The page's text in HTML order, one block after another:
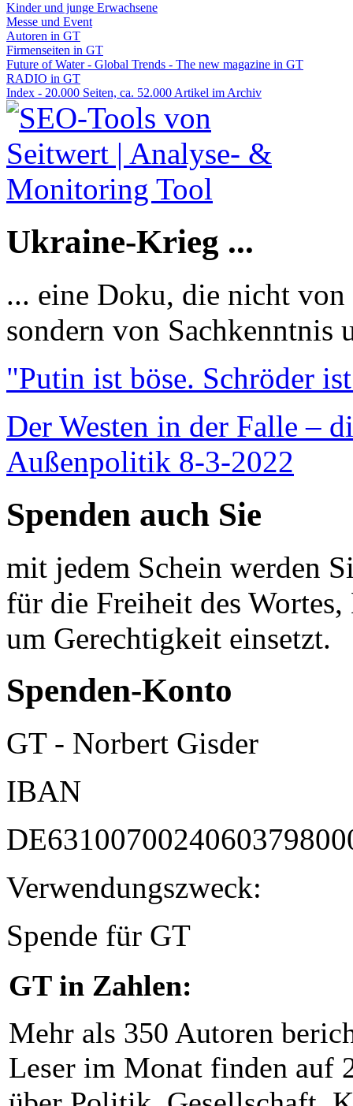
Kinder und junge Erwachsene
Messe und Event
Autoren in GT
Firmenseiten in GT
Future of Water - Global Trends - The new magazine in GT
RADIO in GT
Index - 20.000 Seiten, ca. 52.000 Artikel im Archiv
Ukraine-Krieg ...
... eine Doku, die nicht
sondern von Sachkenntnis
"Putin ist böse. Schröder
Der Westen in der Falle –
Außenpolitik 8-3-2022
Spenden auch Sie
mit jedem Schein werden
für die Freiheit des
um Gerechtigkeit einsetzt.
Spenden-Konto
GT - Norbert Gisder
IBAN
Verwendungszweck:
Spende für GT
GT in Zahlen:
Mehr als 350 Autoren
Leser im Monat finden auf